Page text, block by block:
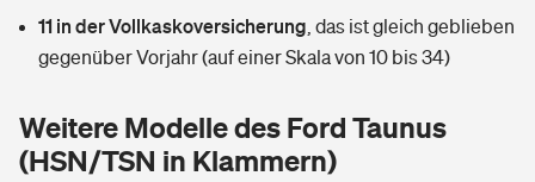
Tools
Hochwasser-Check: Wie gefährdet ist Ihr Haus?
Handyversicherung
Private Cyberversicherung
Wer versichert was: Jetzt Versicherer finden
Rentenrechner: Wie viel Geld bekomme ich im Alter?
11 in der Vollkaskoversicherung das ist gleich geblieben
gegenüber Vorjahr (auf einer Skala von 10 bis 34)
Weitere Modelle des Ford Taunus
(HSN/TSN in Klammern)